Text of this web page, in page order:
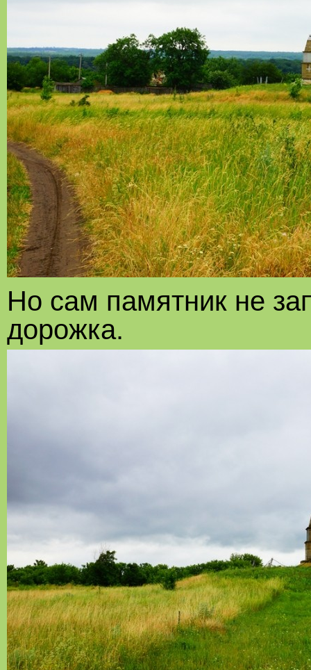
Но сам памятник не
дорожка.